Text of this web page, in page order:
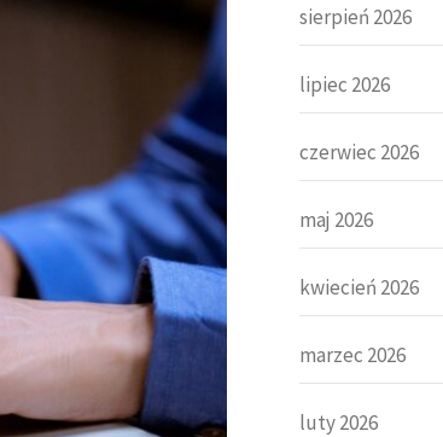
sierpień 2026
lipiec 2026
czerwiec 2026
maj 2026
kwiecień 2026
marzec 2026
luty 2026